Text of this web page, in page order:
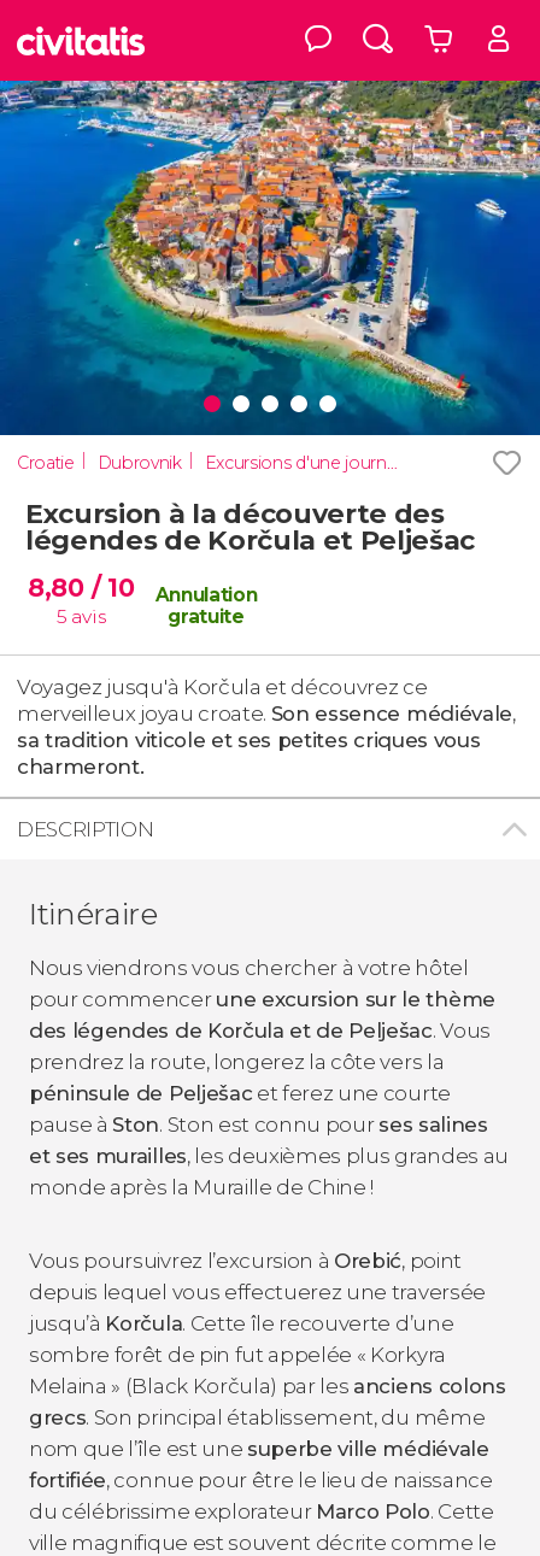
Croatie Dubrovnik Excursions d'une journée
Excursion à la découverte des
légendes de Korčula et Pelješac
8,80 / 10
5 avis
Annulation
gratuite
Voyagez jusqu'à Korčula et découvrez ce
merveilleux joyau croate. Son essence médiévale,
sa tradition viticole et ses petites criques vous
charmeront.
DESCRIPTION
Itinéraire
Nous viendrons vous chercher à votre hôtel
pour commencer une excursion sur le thème
des légendes de Korčula et de Pelješac. Vous
prendrez la route, longerez la côte vers la
péninsule de Pelješac et ferez une courte
pause à Ston. Ston est connu pour ses salines
et ses murailles, les deuxièmes plus grandes au
monde après la Muraille de Chine !
Vous poursuivrez l’excursion à Orebić, point
depuis lequel vous effectuerez une traversée
jusqu’à Korčula. Cette île recouverte d’une
sombre forêt de pin fut appelée « Korkyra
Melaina » (Black Korčula) par les anciens colons
grecs. Son principal établissement, du même
nom que l’île est une superbe ville médiévale
fortifiée, connue pour être le lieu de naissance
du célébrissime explorateur Marco Polo. Cette
ville magnifique est souvent décrite comme le